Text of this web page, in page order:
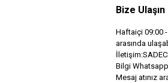
Bize Ulaşın
Haftaiçi 09:00
arasında
Bilgi
Mesaj atınız